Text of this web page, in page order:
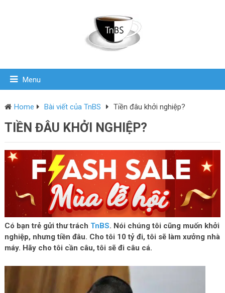
Menu
Home Bài viết của TnBS Tiền đâu khởi nghiệp?
TIỀN ĐÂU KHỞI NGHIỆP?
Có bạn trẻ gửi thư trách TnBS. Nói chúng tôi cũng muốn khởi
nghiệp, nhưng tiền đâu. Cho tôi 10 tỷ đi, tôi sẽ làm xưởng nhà
máy. Hãy cho tôi cần câu, tôi sẽ đi câu cá.